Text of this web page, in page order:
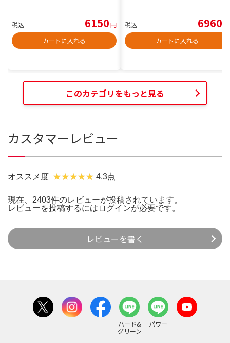
税込 6150円
カートに入れる
税込 6960
カートに入れる
このカテゴリをもっと見る
カスタマーレビュー
オススメ度 4.3点
現在、2403件のレビューが投稿されています。
レビューを投稿するには ログインが必要です。
レビューを書く
ハード&
グリーン
パワー